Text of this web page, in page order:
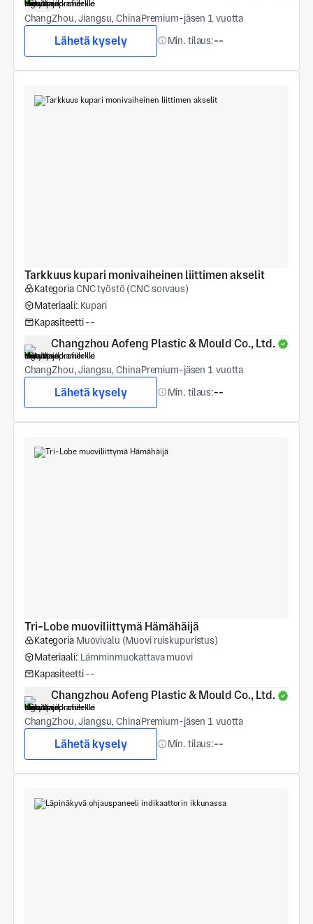
ChangZhou, Jiangsu, ChinaPremium-jäsen 1 vuotta
Lähetä kysely Min. tilaus:--
Tarkkuus kupari monivaiheinen liittimen akselit
KategoriaCNC työstö (CNC sorvaus)
Materiaali: Kupari
Kapasiteetti --
Changzhou Aofeng Plastic & Mould Co., Ltd.
ChangZhou, Jiangsu, ChinaPremium-jäsen 1 vuotta
Lähetä kysely Min. tilaus:--
Tri-Lobe muoviliittymä Hämähäijä
Kategoria Muovivalu (Muovi ruiskupuristus)
Materiaali: Lämminmuokattava muovi
Kapasiteetti --
Changzhou Aofeng Plastic & Mould Co., Ltd.
ChangZhou, Jiangsu, ChinaPremium-jäsen 1 vuotta
Lähetä kysely Min. tilaus:--